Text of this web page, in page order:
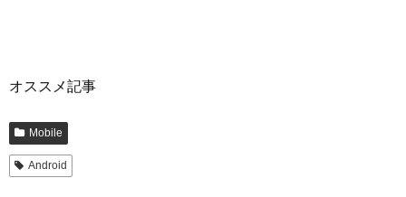
オススメ記事
Mobile
Android